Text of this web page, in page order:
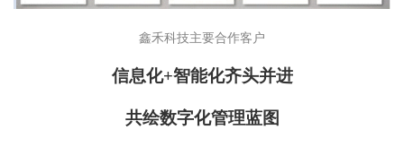
鑫禾科技主要合作客户
信息化+智能化齐头并进
共绘数字化管理蓝图